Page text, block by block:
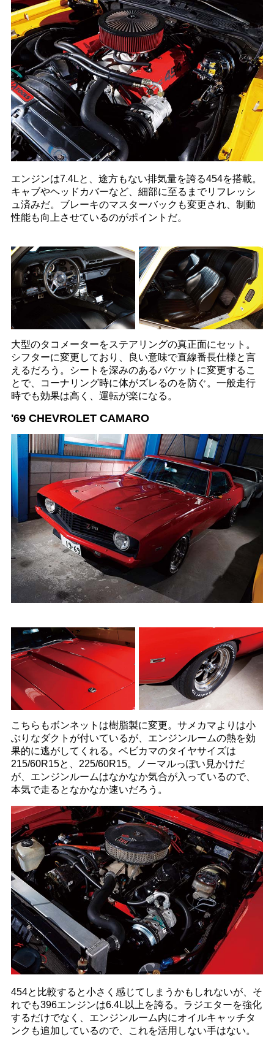
エンジンは7.4Lと、途方もない排気量を誇る454を搭載。
キャブやヘッドカバーなど、細部に至るまでリフレッシ
ュ済みだ。ブレーキのマスターバックも変更され、制動
性能も向上させているのがポイントだ。
大型のタコメーターをステアリングの真正面にセット。
シフターに変更しており、良い意味で直線番長仕様と言
えるだろう。シートを深みのあるバケットに変更するこ
とで、コーナリング時に体がズレるのを防ぐ。一般走行
時でも効果は高く、運転が楽になる。
'69 CHEVROLET CAMARO
こちらもボンネットは樹脂製に変更。サメカマよりは小
ぶりなダクトが付いているが、エンジンルームの熱を効
果的に逃がしてくれる。ベビカマのタイヤサイズは
215/60R15と、225/60R15。ノーマルっぽい見かけだ
が、エンジンルームはなかなか気合が入っているので、
本気で走るとなかなか速いだろう。
454と比較すると小さく感じてしまうかもしれないが、そ
れでも396エンジンは6.4L以上を誇る。ラジエターを強化
するだけでなく、エンジンルーム内にオイルキャッチタ
ンクも追加しているので、これを活用しない手はない。